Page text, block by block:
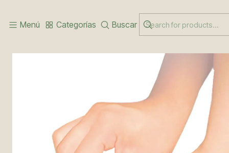
Menú Categorías Buscar
Inicio CUIDADO DE PIES PROTECTOR DE UÑAS GEL POLIMERO